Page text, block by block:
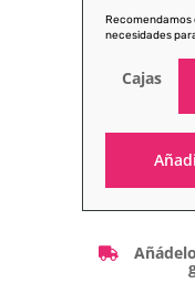
Recomendamos
necesidades
Cajas